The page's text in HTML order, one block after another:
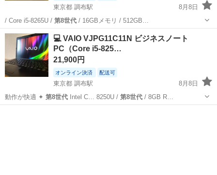
東京都 調布駅
8月8日
/ Core i5-8265U / 第8世代/ 16GBメモリ / 512GB…
東京 調布市 ThinkPad
💻 VAIO VJPG11C11N ビジネスノート
PC（Core i5-825…
21,900円
オンライン決済 配送可
東京都 調布駅
8月8日
動作が快適 ✦ 第8世代Intel C… 8250U / 第8世代/ 8GB R…